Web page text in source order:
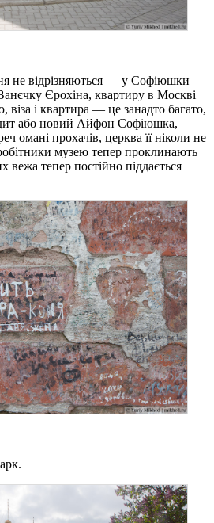
не відрізняються — у Софіюшки
Єрохіна, квартиру в Москві
віза і квартира — це занадто багато,
або новий Айфон Софіюшка,
омані прохачів, церква її ніколи не
музею тепер проклинають
вежа тепер постійно піддається